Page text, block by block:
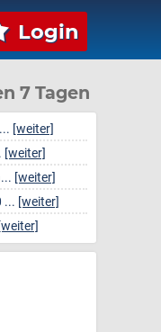
Login
7 Tagen
[weiter]
[weiter]
[weiter]
... [weiter]
[weiter]